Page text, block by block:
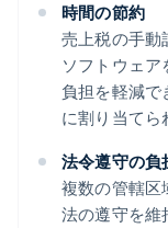
時間の節約
売上税の手動
ソフトウェ
負担を軽減で
に割り当てら
法令遵守の負
複数の管轄区
法の遵守を維